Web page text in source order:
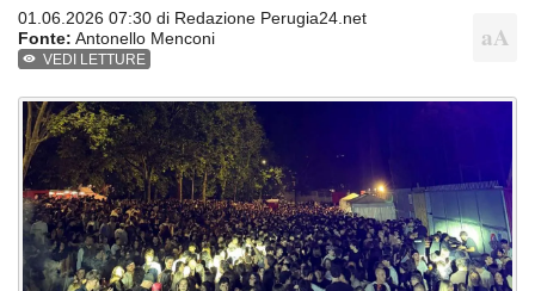
01.06.2026 07:30 di Redazione Perugia24.net
Fonte: Antonello Menconi
VEDI LETTURE